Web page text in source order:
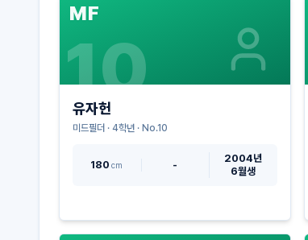
MF
10
유자헌
미드필더 · 4학년 · No.10
180 cm -
2004년
6월생